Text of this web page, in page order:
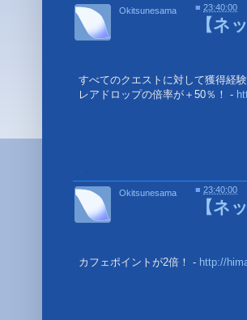
【ネ
すべてのクエストに対して獲得経
レアドロップの倍率が＋50％！ -
Okitsunesama ■23:40:00
【ネ
カフェポイントが2倍！ - http://
Okitsunesama ■23:40:00